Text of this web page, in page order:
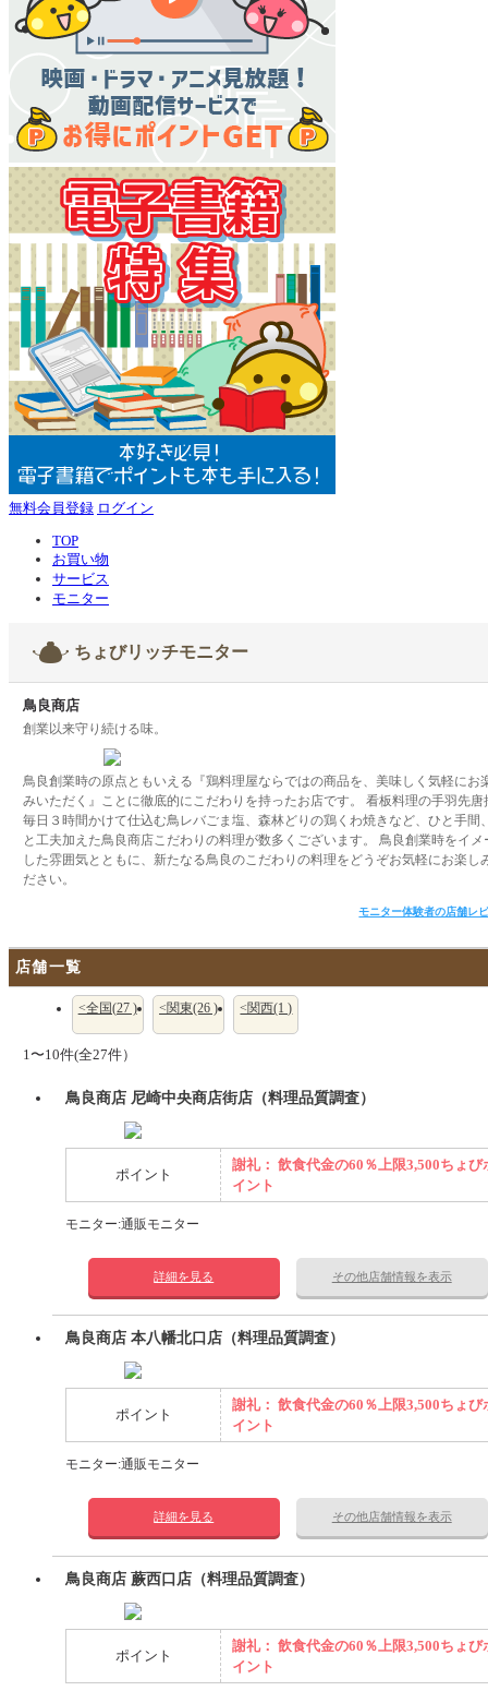
無料会員登録 ログイン
TOP
お買い物
サービス
モニター
ちょびリッチモニター
鳥良商店
創業以来守り続ける味。
鳥良創業時の原点ともいえる『鶏料理屋ならではの商品を、美味しく気軽にお
みいただく』ことに徹底的にこだわりを持ったお店です。 看板料理の手羽先唐
毎日３時間かけて仕込む鳥レバごま塩、森林どりの鶏くわ焼きなど、ひと手間
と工夫加えた鳥良商店こだわりの料理が数多くございます。 鳥良創業時をイメ
した雰囲気とともに、新たなる鳥良のこだわりの料理をどうぞお気軽にお楽し
ださい。
モニター体験者の店舗レ
店舗一覧
<全国(27 ) <関東(26 ) <関西(1 )
1〜10件(全27件）
鳥良商店 尼崎中央商店街店（料理品質調査）
ポイント
謝礼： 飲食代金の60％上限3,500ちょび
イント
モニター:通販モニター
詳細を見る その他店舗情報を表示
鳥良商店 本八幡北口店（料理品質調査）
ポイント
謝礼： 飲食代金の60％上限3,500ちょび
イント
モニター:通販モニター
詳細を見る その他店舗情報を表示
鳥良商店 蕨西口店（料理品質調査）
ポイント
謝礼： 飲食代金の60％上限3,500ちょび
イント